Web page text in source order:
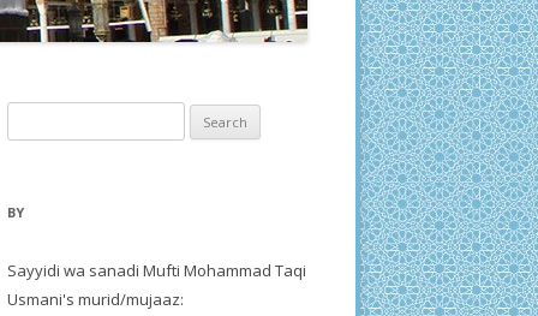
for:
BY
Sayyidi wa sanadi Mufti Mohammad Taqi
Usmani's murid/mujaaz: